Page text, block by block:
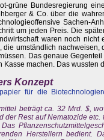
grüne Bundesregierung
& Co. über die
Sachen-
um jeden Preis. Die
waren noch
umständlich nachweisen,
Das genaue
Kasse machen. Das wussten
Konzept
für die
beträgt ca. 32 Mrd. $,
der Rest auf Nematozide
Herstellern bedient.